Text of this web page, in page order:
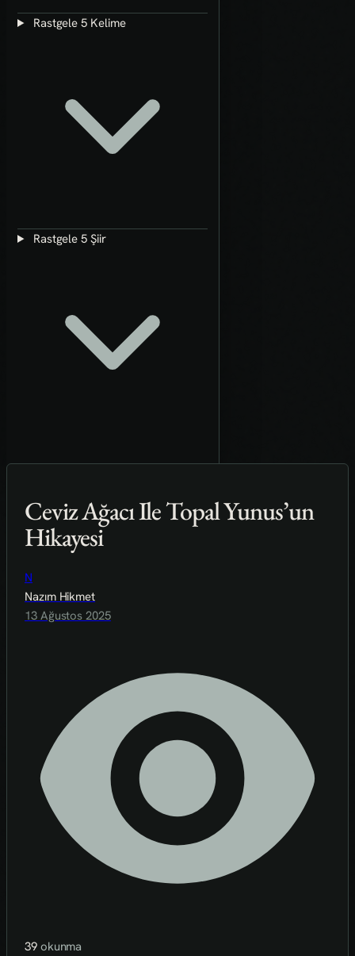
Rastgele 5 Kelime
Rastgele 5 Şiir
Ceviz Ağacı Ile Topal Yunus’un
Hikayesi
N
Nazım Hikmet
13 Ağustos 2025
39 okunma